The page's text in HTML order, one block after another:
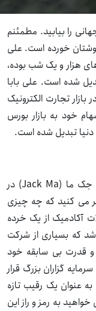
را بیابید. مطمئنم
خورده است. علی
هزار و یک شب بوده،
شده است. علی بابا
تجارت الکترونیک
خود به بازار بورس
تبدیل شده است.
شرکت علی بابا، در سال ۱۹۹۹ میلادی توسط جک ما (Jack Ma) در
می کنید که چه چیزی
آکادمیک از یک خرده
که بسیاری از شرکت
و قدرت بی سابقه خود
گزاران بزرگ قرار
عنوان یک رقیب تازه
به رمز و راز این